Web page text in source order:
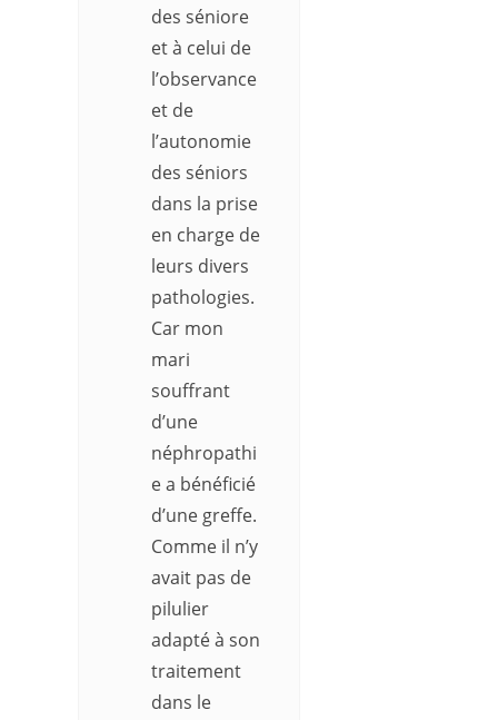
des séniore
et à celui de
l’observance
et de
l’autonomie
des séniors
dans la prise
en charge de
leurs divers
pathologies.
Car mon
mari
souffrant
d’une
néphropathi
e a bénéficié
d’une greffe.
Comme il n’y
avait pas de
pilulier
adapté à son
traitement
dans le